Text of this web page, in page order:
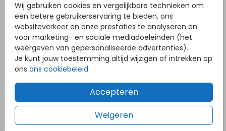
Wij gebruiken cookies en vergelijkbare technieken om
een betere gebruikerservaring te bieden, ons
websiteverkeer en onze prestaties te analyseren en
voor marketing- en sociale mediadoeleinden (het
weergeven van gepersonaliseerde advertenties).
Je kunt jouw toestemming altijd wijzigen of intrekken op
ons ons cookiebeleid.
Accepteren
Weigeren